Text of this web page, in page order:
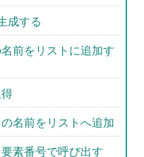
成する
前をリストに追加す
得
名前をリストへ追加
素番号で呼び出す